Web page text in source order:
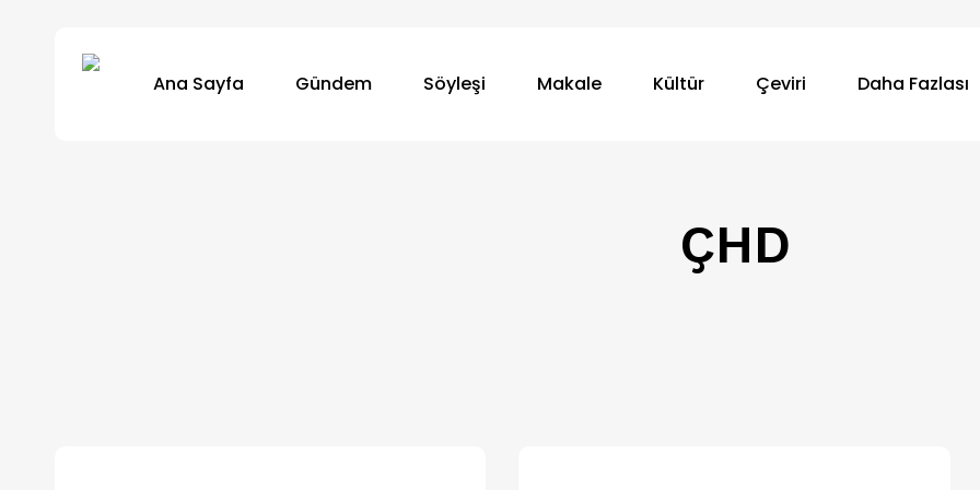
Ana Sayfa Gündem Söyleşi Makale Kültür Çeviri Daha Fazlası
ÇHD